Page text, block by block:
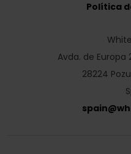
Avda. de Europa
28224
spain@
Política